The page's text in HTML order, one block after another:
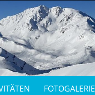
FOTOGALERIE